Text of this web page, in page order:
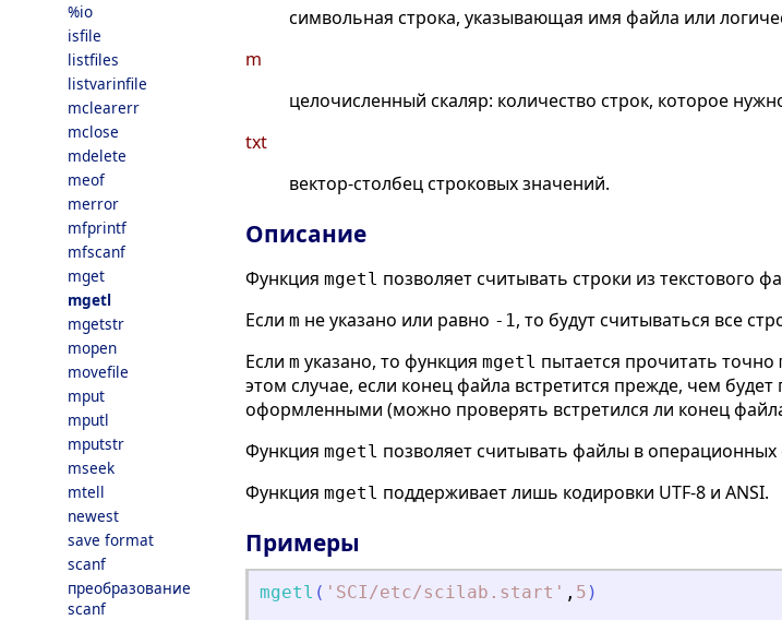
%io
isfile
listfiles
listvarinfile
mclearerr
mclose
mdelete
meof
merror
mfprintf
mfscanf
mget
mgetl
mgetstr
mopen
movefile
mput
mputl
mputstr
mseek
mtell
newest
save format
scanf
преобразование
scanf
символьная строка, указывающая имя файла или
m
целочисленный скаляр: количество строк, которое
txt
вектор-столбец строковых значений.
Описание
Функция mgetl позволяет считывать строки из текстового
Если m не указано или равно -1, то будут считываться все
Если m указано, то функция mgetl пытается прочитать точно
этом случае, если конец файла встретится прежде, чем
оформленными (можно проверять встретился ли конец
Функция mgetl позволяет считывать файлы в
Функция mgetl поддерживает лишь кодировки UTF-8 и ANSI.
Примеры
mgetl ( ' SCI/etc/scilab.start ' , 5 )